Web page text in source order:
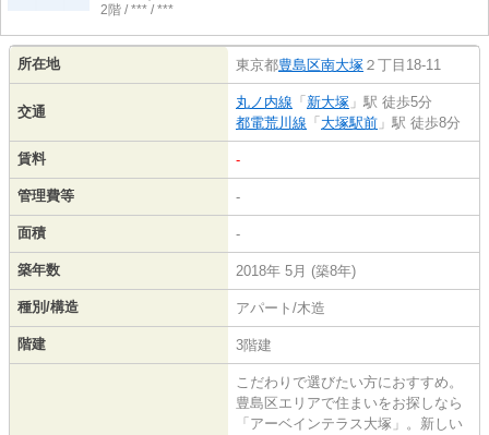
2階 / *** / ***
所在地 東京都豊島区南大塚 ２丁目18-11
交通
丸ノ内線 「 新大塚 」駅 徒歩5分
都電荒川線 「 大塚駅前 」駅 徒歩8分
賃料 -
管理費等 -
面積 -
築年数 2018年 5月 (築8年)
種別/構造 アパート/木造
階建 3階建
こだわりで選びたい方におすすめ。
豊島区エリアで住まいをお探しなら
「アーベインテラス大塚」。新しい